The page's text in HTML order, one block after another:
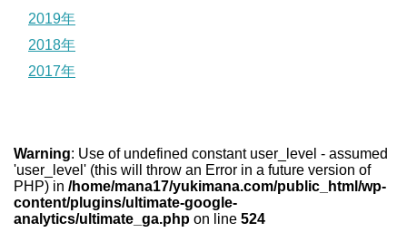
2019年
2018年
2017年
Warning: Use of undefined constant user_level - assumed
'user_level' (this will throw an Error in a future version of
PHP) in /home/mana17/yukimana.com/public_html/wp-
content/plugins/ultimate-google-
analytics/ultimate_ga.php on line 524